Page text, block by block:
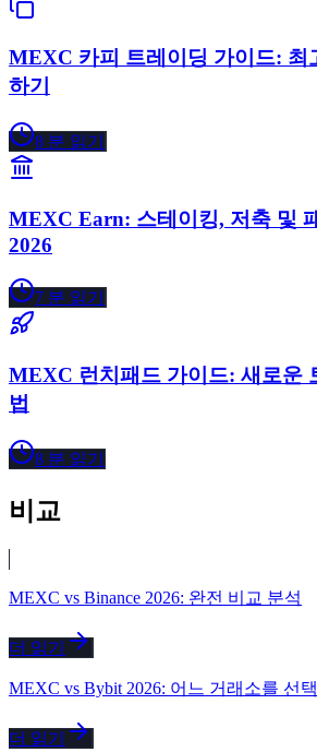
MEXC 카피 트레이딩 가이드: 최
하기
8 분 읽기
MEXC Earn: 스테이킹, 저축 및
2026
7 분 읽기
MEXC 런치패드 가이드: 새로운
법
8 분 읽기
비교
MEXC vs Binance 2026: 완전 비교 분석
더 읽기
MEXC vs Bybit 2026: 어느 거래소를 선
더 읽기